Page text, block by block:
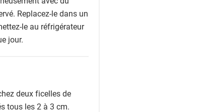
Replacez-le dans un
le au réfrigérateur
jour.
deux ficelles de
tous les 2 à 3 cm.